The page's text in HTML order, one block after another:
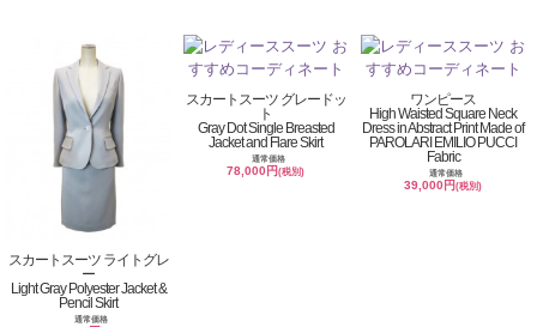
スカートスーツ ライトグレ
ー
Light Gray Polyester Jacket &
Pencil Skirt
通常価格
スカートスーツ グレードッ
ト
Gray Dot Single Breasted
Jacket and Flare Skirt
通常価格
78,000円(税別)
ワンピース
High Waisted Square Neck
Dress in Abstract Print Made of
PAROLARI EMILIO PUCCI
Fabric
通常価格
39,000円(税別)